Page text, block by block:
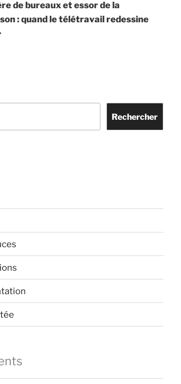
de bureaux et essor de la
: quand le télétravail redessine
Rechercher